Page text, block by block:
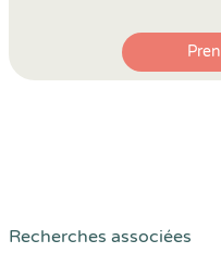
Recherches associées